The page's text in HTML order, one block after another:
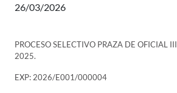
26/03/2026
PROCESO SELECTIVO PRAZA DE OFICIAL
2025.
EXP: 2026/E001/000004